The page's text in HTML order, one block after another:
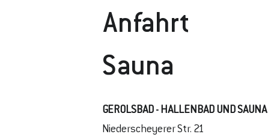
Anfahrt
Sauna
GEROLSBAD - HALLENBAD UND SAUNA
Niederscheyerer Str. 21